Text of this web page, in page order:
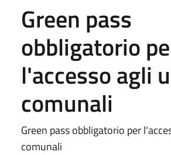
Green pass
obbligatorio
l'accesso agli
comunali
Green pass obbligatorio per
comunali